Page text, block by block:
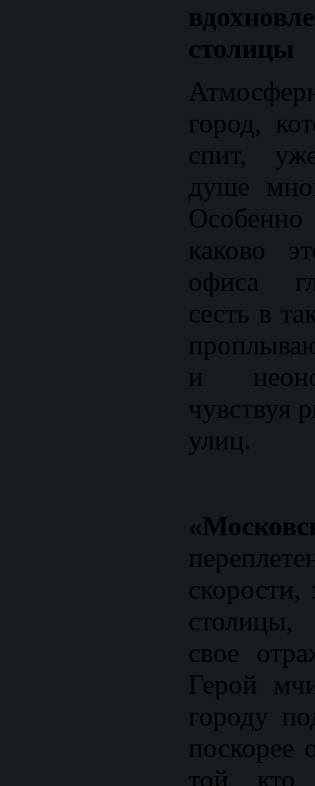
столицы
город,
спит,
душе
каково
офиса
сесть в
и
чувствуя
улиц.
скорости,
свое
Герой
городу
поскорее
той, кто